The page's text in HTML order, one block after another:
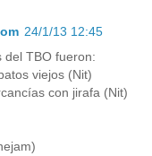
24/1/13 12:45
del TBO fueron:
viejos (Nit)
con jirafa (Nit)